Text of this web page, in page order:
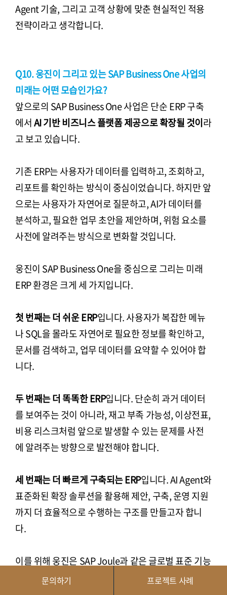
Agent 기술, 그리고 고객 상황에 맞춘 현실적인 적용
전략이라고 생각합니다.
Q10. 웅진이 그리고 있는 SAP Business One 사업의
미래는 어떤 모습인가요?
앞으로의 SAP Business One 사업은 단순 ERP 구축
에서AI 기반 비즈니스 플랫폼 제공으로 확장될 것이라
고 보고 있습니다.
기존 ERP는 사용자가 데이터를 입력하고, 조회하고,
리포트를 확인하는 방식이 중심이었습니다. 하지만 앞
으로는 사용자가 자연어로 질문하고, AI가 데이터를
분석하고, 필요한 업무 초안을 제안하며, 위험 요소를
사전에 알려주는 방식으로 변화할 것입니다.
웅진이 SAP Business One을 중심으로 그리는 미래
ERP 환경은 크게 세 가지입니다.
첫 번째는 더 쉬운 ERP입니다. 사용자가 복잡한 메뉴
나 SQL을 몰라도 자연어로 필요한 정보를 확인하고,
문서를 검색하고, 업무 데이터를 요약할 수 있어야 합
니다.
두 번째는 더 똑똑한 ERP입니다. 단순히 과거 데이터
를 보여주는 것이 아니라, 재고 부족 가능성, 이상전표,
비용 리스크처럼 앞으로 발생할 수 있는 문제를 사전
에 알려주는 방향으로 발전해야 합니다.
세 번째는 더 빠르게 구축되는 ERP입니다. AI Agent와
표준화된 확장 솔루션을 활용해 제안, 구축, 운영 지원
까지 더 효율적으로 수행하는 구조를 만들고자 합니
다.
이를 위해 웅진은 SAP Joule과 같은 글로벌 표준 기능
의 발전 방향을 지속적으로 따라가면서도, 고객에게
문의하기 프로젝트 사례